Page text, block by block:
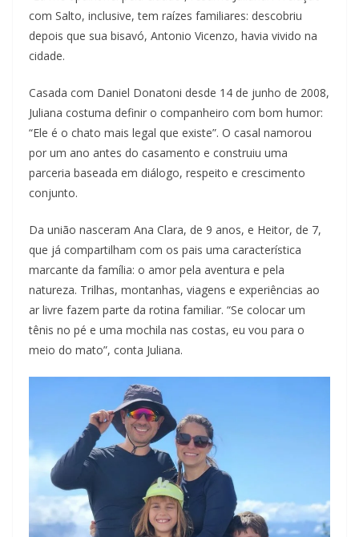
com Salto, inclusive, tem raízes familiares: descobriu
depois que sua bisavó, Antonio Vicenzo, havia vivido na
cidade.
Casada com Daniel Donatoni desde 14 de junho de 2008,
Juliana costuma definir o companheiro com bom humor:
“Ele é o chato mais legal que existe”. O casal namorou
por um ano antes do casamento e construiu uma
parceria baseada em diálogo, respeito e crescimento
conjunto.
Da união nasceram Ana Clara, de 9 anos, e Heitor, de 7,
que já compartilham com os pais uma característica
marcante da família: o amor pela aventura e pela
natureza. Trilhas, montanhas, viagens e experiências ao
ar livre fazem parte da rotina familiar. “Se colocar um
tênis no pé e uma mochila nas costas, eu vou para o
meio do mato”, conta Juliana.